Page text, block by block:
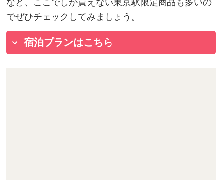
など、ここでしか買えない東京駅限定商品も多いの
でぜひチェックしてみましょう。
宿泊プランはこちら